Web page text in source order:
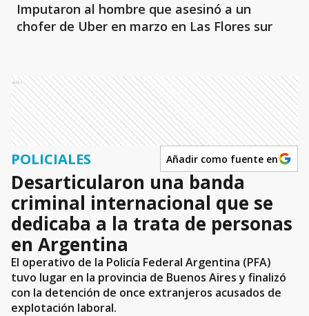
Imputaron al hombre que asesinó a un
chofer de Uber en marzo en Las Flores sur
Ads
POLICIALES Añadir como fuente en
Desarticularon una banda
criminal internacional que se
dedicaba a la trata de personas
en Argentina
El operativo de la Policía Federal Argentina (PFA)
tuvo lugar en la provincia de Buenos Aires y finalizó
con la detención de once extranjeros acusados de
explotación laboral.